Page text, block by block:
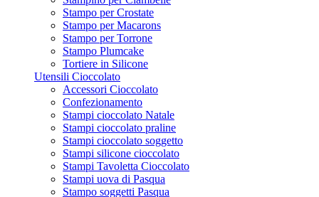
Stampo per Crostate
Stampo per Macarons
Stampo per Torrone
Stampo Plumcake
Tortiere in Silicone
Utensili Cioccolato
Accessori Cioccolato
Confezionamento
Stampi cioccolato Natale
Stampi cioccolato praline
Stampi cioccolato soggetto
Stampi silicone cioccolato
Stampi Tavoletta Cioccolato
Stampi uova di Pasqua
Stampo soggetti Pasqua